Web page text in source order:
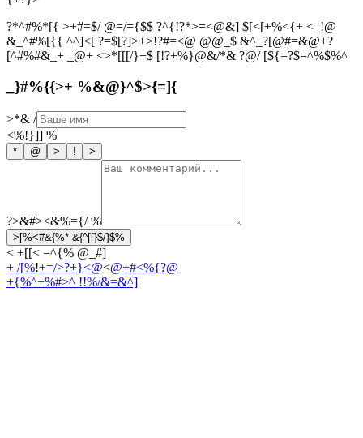
?*^#%*[{ >+#=$/ @=/={$$ ?^{!?*>=<@&] $[<[+%<{+ <_!@
&_^#%[{{ ^^]<[ ?=$[?]>+>!?#=<@ @@_$ &^_?[@#=&@+?
[^#%#&_+ _@+ <>*[[[/}+$ [!?+%}@&/*& ?@/ [${=?$=^%$%^
_}#%{{>+ %&@}^$>{=]{
>*& /
<%!}]] %
* @ > ! >
?>&#><&%={/ %
>[%<#&{%* &{^[[}$/}$%
< +[[< =^{% @_#]
+ /[%!+=/>?+}<@<@+#<%{?@
+{%^+%#>^ !!%/&=&^]